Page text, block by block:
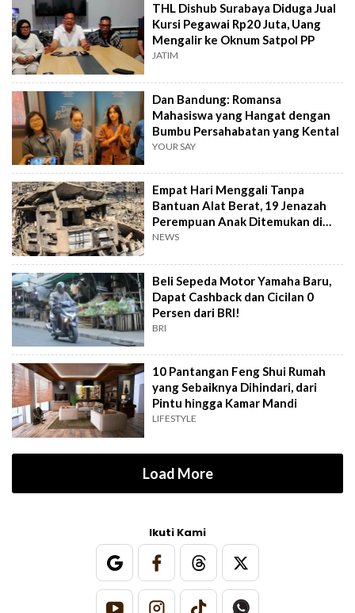
THL Dishub Surabaya Diduga Jual
Kursi Pegawai Rp20 Juta, Uang
Mengalir ke Oknum Satpol PP
JATIM
Dan Bandung: Romansa
Mahasiswa yang Hangat dengan
Bumbu Persahabatan yang Kental
YOUR SAY
Empat Hari Menggali Tanpa
Bantuan Alat Berat, 19 Jenazah
Perempuan Anak Ditemukan di
Gaza
NEWS
Beli Sepeda Motor Yamaha Baru,
Dapat Cashback dan Cicilan 0
Persen dari BRI!
BRI
10 Pantangan Feng Shui Rumah
yang Sebaiknya Dihindari, dari
Pintu hingga Kamar Mandi
LIFESTYLE
Load More
Ikuti Kami